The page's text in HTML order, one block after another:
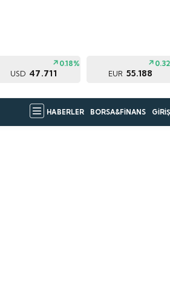
USD 47.711
0.18%
EUR 55.188
HABERLER BORSA&FİNANS